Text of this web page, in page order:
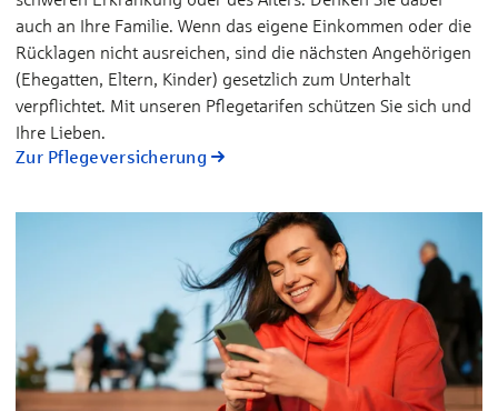
auch an Ihre Familie. Wenn das eigene Einkommen oder die
Rücklagen nicht ausreichen, sind die nächsten Angehörigen
(Ehegatten, Eltern, Kinder) gesetzlich zum Unterhalt
verpflichtet. Mit unseren Pflegetarifen schützen Sie sich und
Ihre Lieben.
Zur Pflegeversicherung